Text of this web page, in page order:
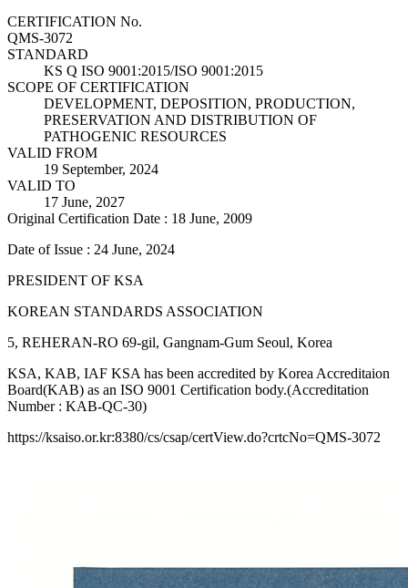
CERTIFICATION No.
QMS-3072
STANDARD
KS Q ISO 9001:2015/ISO 9001:2015
SCOPE OF CERTIFICATION
DEVELOPMENT, DEPOSITION, PRODUCTION,
PRESERVATION AND DISTRIBUTION OF
PATHOGENIC RESOURCES
VALID FROM
19 September, 2024
VALID TO
17 June, 2027
Original Certification Date : 18 June, 2009
Date of Issue : 24 June, 2024
PRESIDENT OF KSA
KOREAN STANDARDS ASSOCIATION
5, REHERAN-RO 69-gil, Gangnam-Gum Seoul, Korea
KSA, KAB, IAF KSA has been accredited by Korea Accreditaion
Board(KAB) as an ISO 9001 Certification body.(Accreditation
Number : KAB-QC-30)
https://ksaiso.or.kr:8380/cs/csap/certView.do?crtcNo=QMS-3072